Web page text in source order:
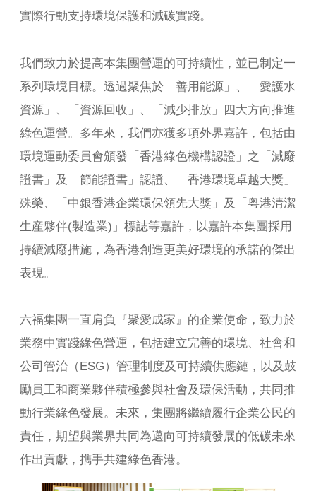
實際行動支持環境保護和減碳實踐。
我們致力於提高本集團營運的可持續性，並已制定一
系列環境目標。透過聚焦於「善用能源」、「愛護水
資源」、「資源回收」、「減少排放」四大方向推進
綠色運營。多年來，我們亦獲多項外界嘉許，包括由
環境運動委員會頒發「香港綠色機構認證」之「減廢
證書」及「節能證書」認證、「香港環境卓越大獎」
殊榮、「中銀香港企業環保領先大獎」及「粤港清潔
生産夥伴(製造業)」標誌等嘉許，以嘉許本集團採用
持續減廢措施，為香港創造更美好環境的承諾的傑出
表現。
六福集團一直肩負『聚愛成家』的企業使命，致力於
業務中實踐綠色營運，包括建立完善的環境、社會和
公司管治（ESG）管理制度及可持續供應鏈，以及鼓
勵員工和商業夥伴積極參與社會及環保活動，共同推
動行業綠色發展。未來，集團將繼續履行企業公民的
責任，期望與業界共同為邁向可持續發展的低碳未來
作出貢獻，擕手共建綠色香港。